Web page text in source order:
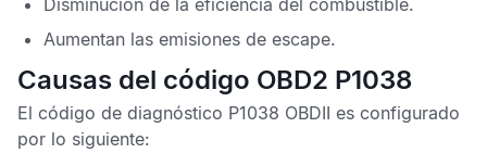
Disminución de la eficiencia del combustible.
Aumentan las emisiones de escape.
Causas del código OBD2 P1038
El código de diagnóstico P1038 OBDII es configurado
por lo siguiente: